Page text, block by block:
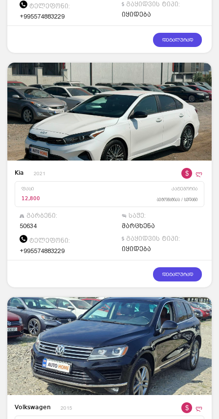
ტელეფონი:
+995574883229
გაყიდვის ტიპი:
იყიდება
დეტალურად
Kia 2021 $ ლ
ფასი კატეგორია
12,800 ავტომატიკა / სედანი
გარბენი:
50634
საჭე:
მარცხენა
ტელეფონი:
+995574883229
გაყიდვის ტიპი:
იყიდება
დეტალურად
Volkswagen 2015 $ ლ